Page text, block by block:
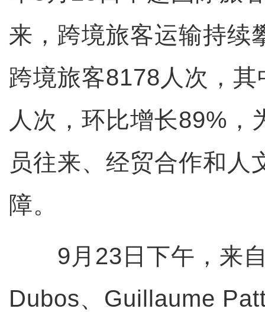
来，跨境旅客运输持续
跨境旅客8178人次，
人次，环比增长89%，
员往来、经贸合作和人
障。
9月23日下午，来自
Dubos、Guillaume